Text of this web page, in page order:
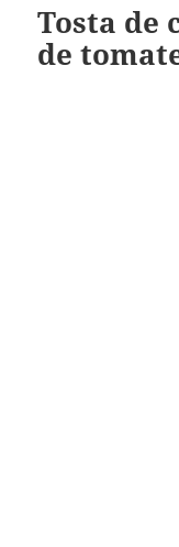
Tosta de
de